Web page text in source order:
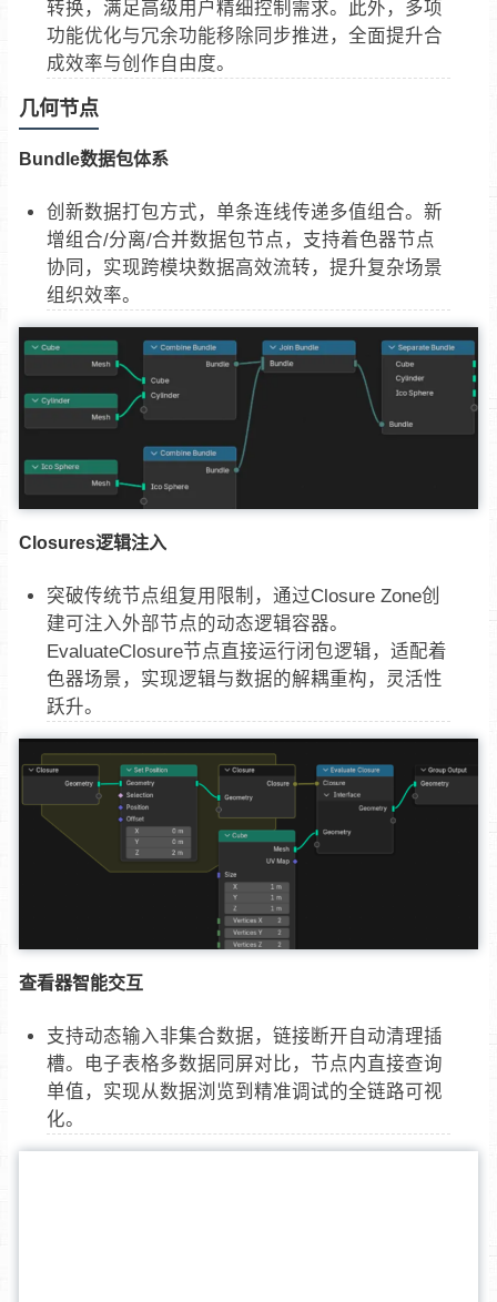
转换，满足高级用户精细控制需求。此外，多项
功能优化与冗余功能移除同步推进，全面提升合
成效率与创作自由度。
几何节点
Bundle数据包体系
创新数据打包方式，单条连线传递多值组合。新
增组合/分离/合并数据包节点，支持着色器节点
协同，实现跨模块数据高效流转，提升复杂场景
组织效率。
Closures逻辑注入
突破传统节点组复用限制，通过Closure Zone创
建可注入外部节点的动态逻辑容器。
EvaluateClosure节点直接运行闭包逻辑，适配着
色器场景，实现逻辑与数据的解耦重构，灵活性
跃升。
查看器智能交互
支持动态输入非集合数据，链接断开自动清理插
槽。电子表格多数据同屏对比，节点内直接查询
单值，实现从数据浏览到精准调试的全链路可视
化。